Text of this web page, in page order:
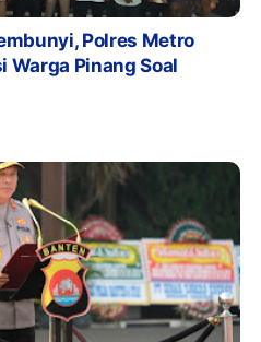
Polres Metro
Warga Pinang Soal